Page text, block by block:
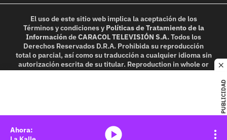
PUBLICIDAD
El uso de este sitio web implica la aceptación de los
Términos y condicionesy Políticas de Tratamiento de la
InformacióndeCARACOL TELEVISIÓN S.A.Todos los
Derechos Reservados D.R.A. Prohibida su reproducción
total o parcial, así como su traducción a cualquier idioma sin
autorización escrita de su titular. Reproduction in whole or
in part, or translation without written permission is